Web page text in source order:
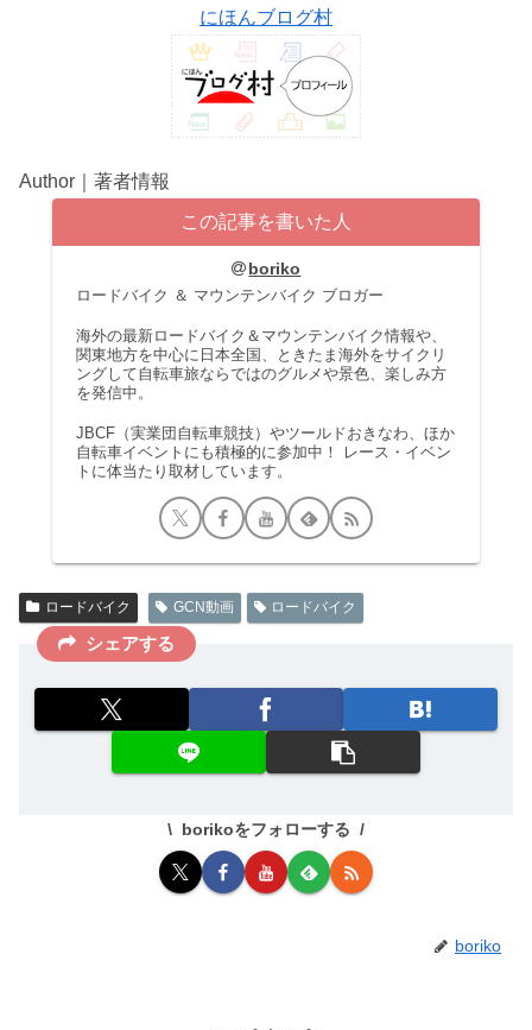
にほんブログ村
Author｜著者情報
この記事を書いた人
boriko
ロードバイク ＆ マウンテンバイク ブロガー
海外の最新ロードバイク＆マウンテンバイク情報や、
関東地方を中心に日本全国、ときたま海外をサイクリ
ングして自転車旅ならではのグルメや景色、楽しみ方
を発信中。
JBCF（実業団自転車競技）やツールドおきなわ、ほか
自転車イベントにも積極的に参加中！ レース・イベン
トに体当たり取材しています。
ロードバイク GCN動画 ロードバイク
シェアする
borikoをフォローする
boriko